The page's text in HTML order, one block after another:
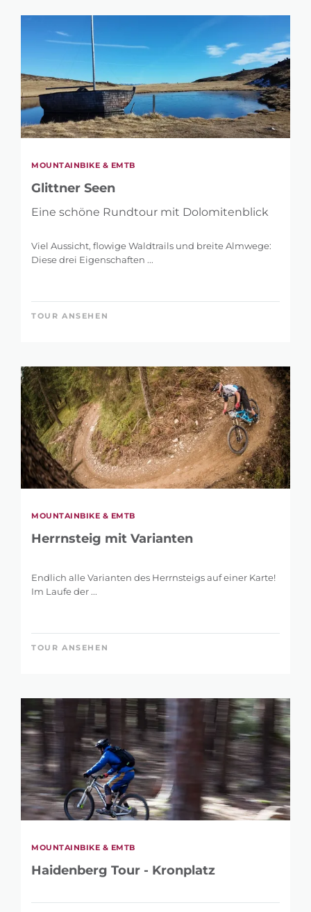
MOUNTAINBIKE & EMTB
Glittner Seen
Eine schöne Rundtour mit Dolomitenblick
Viel Aussicht, flowige Waldtrails und breite Almwege:
Diese drei Eigenschaften ...
TOUR ANSEHEN
MOUNTAINBIKE & EMTB
Herrnsteig mit Varianten
Endlich alle Varianten des Herrnsteigs auf einer Karte!
Im Laufe der ...
TOUR ANSEHEN
MOUNTAINBIKE & EMTB
Haidenberg Tour - Kronplatz